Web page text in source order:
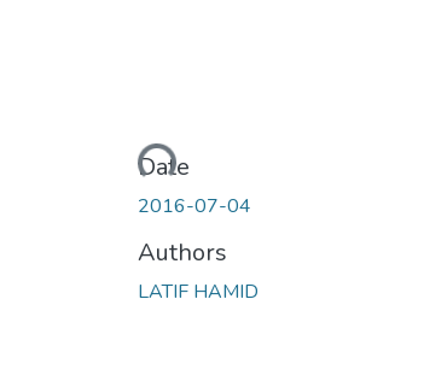
Loading...
Date
2016-07-04
Authors
LATIF HAMID